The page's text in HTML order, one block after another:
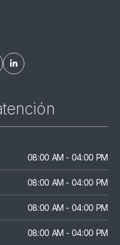
08:00 AM - 04:00 PM
08:00 AM - 04:00 PM
08:00 AM - 04:00 PM
08:00 AM - 04:00 PM